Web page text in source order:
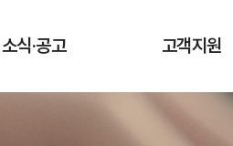
소식·공고 고객지원